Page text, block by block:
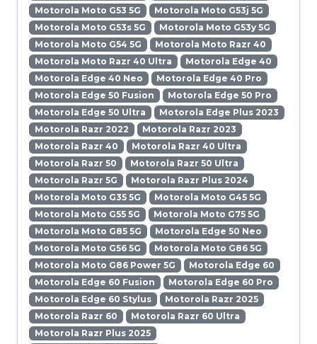
Motorola Moto G53 5G
Motorola Moto G53j 5G
Motorola Moto G53s 5G
Motorola Moto G53y 5G
Motorola Moto G54 5G
Motorola Moto Razr 40
Motorola Moto Razr 40 Ultra
Motorola Edge 40
Motorola Edge 40 Neo
Motorola Edge 40 Pro
Motorola Edge 50 Fusion
Motorola Edge 50 Pro
Motorola Edge 50 Ultra
Motorola Edge Plus 2023
Motorola Razr 2022
Motorola Razr 2023
Motorola Razr 40
Motorola Razr 40 Ultra
Motorola Razr 50
Motorola Razr 50 Ultra
Motorola Razr 5G
Motorola Razr Plus 2024
Motorola Moto G35 5G
Motorola Moto G45 5G
Motorola Moto G55 5G
Motorola Moto G75 5G
Motorola Moto G85 5G
Motorola Edge 50 Neo
Motorola Moto G56 5G
Motorola Moto G86 5G
Motorola Moto G86 Power 5G
Motorola Edge 60
Motorola Edge 60 Fusion
Motorola Edge 60 Pro
Motorola Edge 60 Stylus
Motorola Razr 2025
Motorola Razr 60
Motorola Razr 60 Ultra
Motorola Razr Plus 2025